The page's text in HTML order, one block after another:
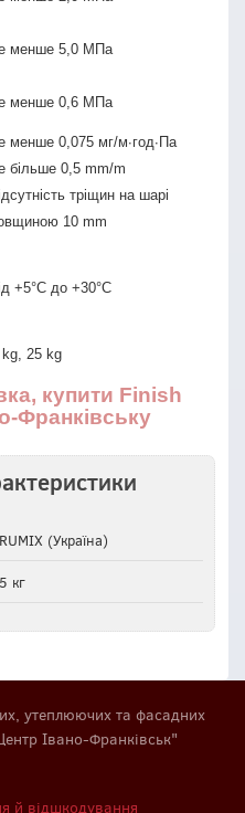
менше 5,0 МПа
менше 0,6 МПа
менше 0,075 мг/м∙год∙Па
більше 0,5 mm/m
тріщин на шарі
10 mm
+5°С до +30°С
25 kg
купити Finish
Франківську
(Україна)
кг
утеплюючих та фасадних
Івано-Франківськ"
й відшкодування